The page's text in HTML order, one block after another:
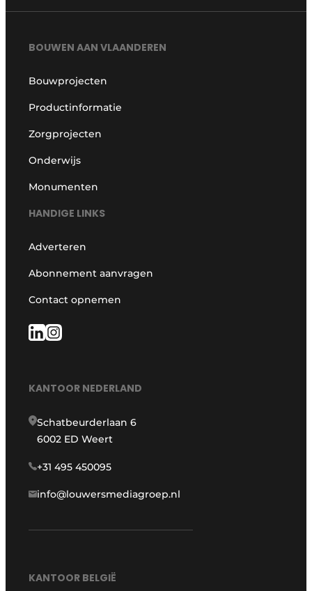
BOUWEN AAN VLAANDEREN
Bouwprojecten
Productinformatie
Zorgprojecten
Onderwijs
Monumenten
HANDIGE LINKS
Adverteren
Abonnement aanvragen
Contact opnemen
KANTOOR NEDERLAND
Schatbeurderlaan 6
6002 ED Weert
+31 495 450095
info@louwersmediagroep.nl
KANTOOR BELGIË